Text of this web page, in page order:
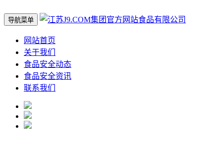
导航菜单
网站首页
关于我们
食品安全动态
食品安全资讯
联系我们